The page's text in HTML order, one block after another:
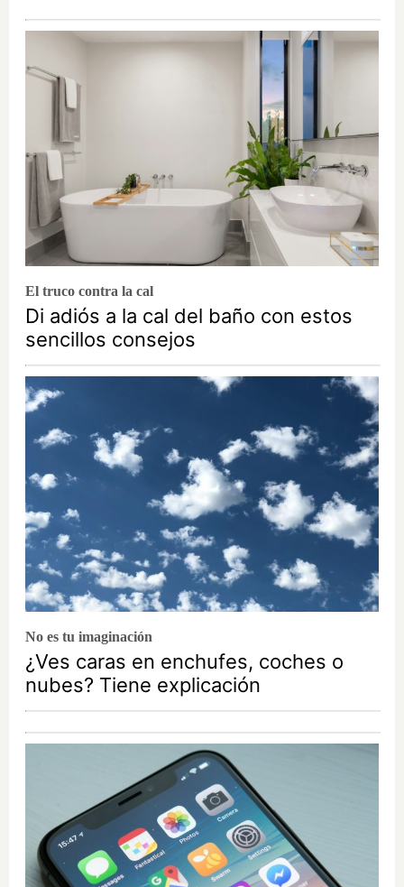
El truco contra la cal
Di adiós a la cal del baño con estos
sencillos consejos
No es tu imaginación
¿Ves caras en enchufes, coches o
nubes? Tiene explicación